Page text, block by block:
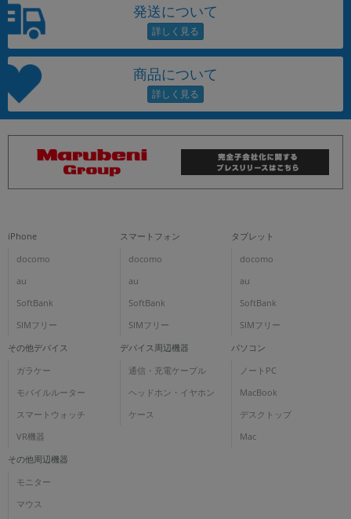
発送について
商品について
iPhone
docomo
au
SoftBank
SIMフリー
スマートフォン
docomo
au
SoftBank
SIMフリー
タブレット
docomo
au
SoftBank
SIMフリー
その他デバイス
ガラケー
モバイルルーター
スマートウォッチ
VR機器
デバイス周辺機器
通信・充電ケーブル
ヘッドホン・イヤホン
ケース
パソコン
ノートPC
MacBook
デスクトップ
Mac
その他周辺機器
モニター
マウス